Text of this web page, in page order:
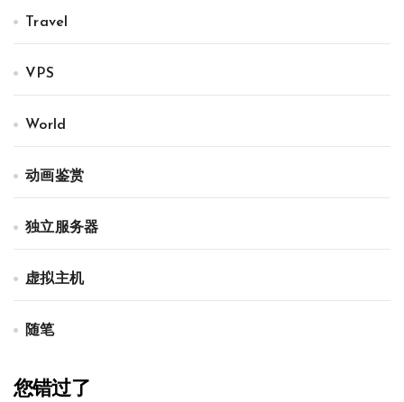
Travel
VPS
World
动画鉴赏
独立服务器
虚拟主机
随笔
您错过了